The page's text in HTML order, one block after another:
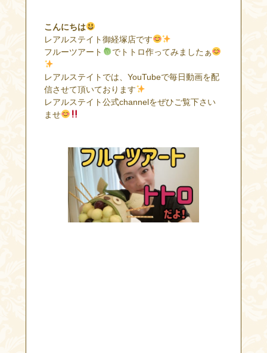
こんにちは
レアルステイト御経塚店です
フルーツアート
でトトロ作ってみましたぁ
レアルステイトでは、YouTubeで毎日動画を配
信させて頂いております
レアルステイト公式channelをぜひご覧下さい
ませ